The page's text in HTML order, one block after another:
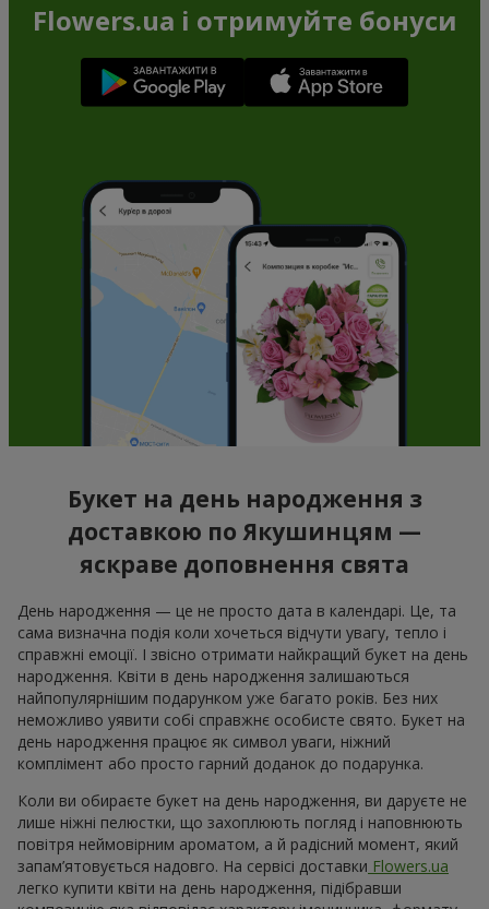
Flowers.ua і отримуйте бонуси
Букет на день народження з
доставкою по Якушинцям —
яскраве доповнення свята
День народження — це не просто дата в календарі. Це, та
сама визначна подія коли хочеться відчути увагу, тепло і
справжні емоції. І звісно отримати найкращий букет на день
народження. Квіти в день народження залишаються
найпопулярнішим подарунком уже багато років. Без них
неможливо уявити собі справжнє особисте свято. Букет на
день народження працює як символ уваги, ніжний
комплімент або просто гарний доданок до подарунка.
Коли ви обираєте букет на день народження, ви даруєте не
лише ніжні пелюстки, що захоплюють погляд і наповнюють
повітря неймовірним ароматом, а й радісний момент, який
запам’ятовується надовго. На сервісі доставки Flowers.ua
легко купити квіти на день народження, підібравши